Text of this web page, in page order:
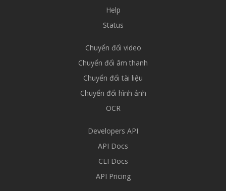
Help
Status
Chuyển đổi video
Chuyển đổi âm thanh
Chuyển đổi tài liệu
Chuyển đổi hình ảnh
OCR
Developers API
API Docs
CLI Docs
API Pricing